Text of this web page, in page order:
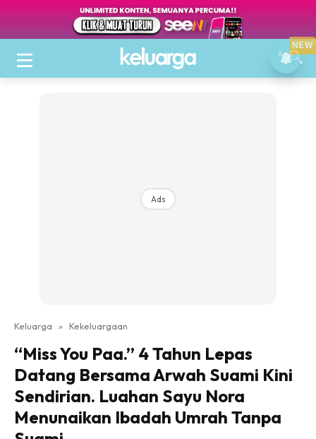
Ads
Keluarga » Kekeluargaan
“Miss You Paa.” 4 Tahun Lepas
Datang Bersama Arwah Suami Kini
Sendirian. Luahan Sayu Nora
Menunaikan Ibadah Umrah Tanpa
NEW